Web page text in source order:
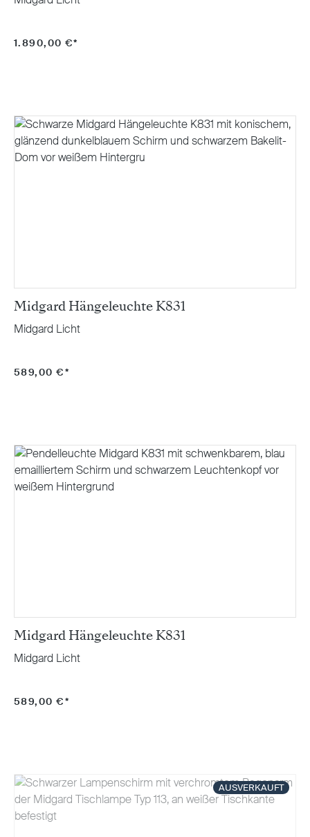
1.890,00 €*
Midgard Hängeleuchte K831
Midgard Licht
589,00 €*
Midgard Hängeleuchte K831
Midgard Licht
589,00 €*
AUSVERKAUFT